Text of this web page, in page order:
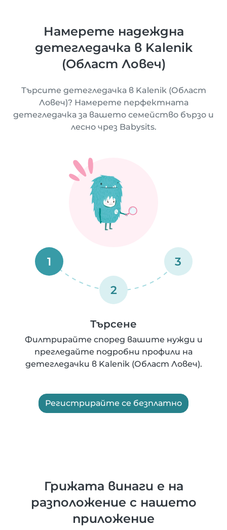
Намерете надеждна
детегледачка в Kalenik
(Област Ловеч)
Търсите детегледачка в Kalenik (Област
Ловеч)? Намерете перфектната
детегледачка за вашето семейство бързо и
лесно чрез Babysits.
1
2
3
Търсене
Филтрирайте според вашите нужди и
прегледайте подробни профили на
детегледачки в Kalenik (Област Ловеч).
Регистрирайте се безплатно
Грижата винаги е на
разположение с нашето
приложение